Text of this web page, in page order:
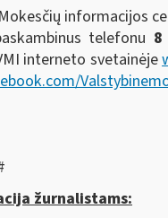
informacijos
telefonu
interneto svetainėje
žurnalistams: